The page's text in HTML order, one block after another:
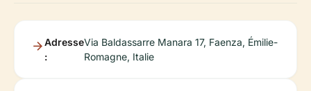
Adresse
:
Via Baldassarre Manara 17, Faenza, Émilie-
Romagne, Italie